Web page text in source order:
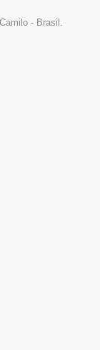
- Brasil.